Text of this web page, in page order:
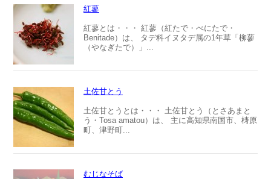
紅蓼
紅蓼とは・・・ 紅蓼（紅たで・べにたで・
Benitade）は、 タデ科イヌタデ属の1年草「柳蓼
（やなぎたで）」...
土佐甘とう
土佐甘とうとは・・・ 土佐甘とう（とさあまと
う・Tosa amatou）は、 主に高知県南国市、梼原
町、津野町...
むじなそば